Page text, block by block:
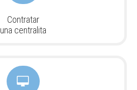
Contratar
una centralita